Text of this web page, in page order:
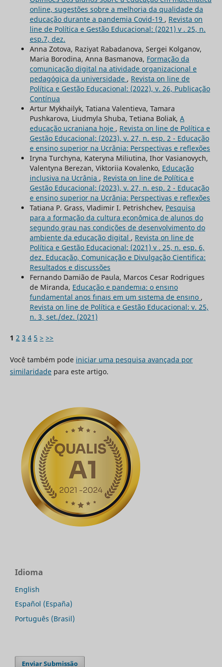
online, sugestões sobre a melhoria da qualidade da
educação durante a pandemia Covid-19 , Revista on
line de Política e Gestão Educacional: (2021) v . 25, n.
esp.7, dez.
Anna Zotova, Raziуat Rabadanova, Sergei Kolganov,
Maria Borodina, Anna Basmanova, Formação da
comunicação digital na atividade organizacional e
pedagógica da universidade , Revista on line de
Política e Gestão Educacional: (2022), v. 26, Publicação
Contínua
Artur Mykhailyk, Tatiana Valentieva, Tamara
Pushkarova, Liudmyla Shuba, Tetiana Boliak, A
educação ucraniana hoje , Revista on line de Política e
Gestão Educacional: (2023), v. 27, n. esp. 2 - Educação
e ensino superior na Ucrânia: Perspectivas e reflexões
Iryna Turchyna, Kateryna Miliutina, Ihor Vasianovych,
Valentyna Berezan, Viktoriia Kovalenko, Educação
inclusiva na Ucrânia , Revista on line de Política e
Gestão Educacional: (2023), v. 27, n. esp. 2 - Educação
e ensino superior na Ucrânia: Perspectivas e reflexões
Tatiana P. Grass, Vladimir I. Petrishchev, Pesquisa
para a formação da cultura econômica de alunos do
segundo grau nas condições de desenvolvimento do
ambiente da educação digital , Revista on line de
Política e Gestão Educacional: (2021) v . 25, n. esp. 6,
dez. Educação, Comunicação e Divulgação Cientifica:
Resultados e discussões
Fernando Damião de Paula, Marcos Cesar Rodrigues
de Miranda, Educação e pandemıa: o ensıno
fundamental anos fınaıs em um sıstema de ensıno ,
Revista on line de Política e Gestão Educacional: v. 25,
n. 3, set./dez. (2021)
1 2 3 4 5 > >>
Você também pode iniciar uma pesquisa avançada por
similaridadepara este artigo.
Idioma
English
Español (España)
Português (Brasil)
Enviar Submissão